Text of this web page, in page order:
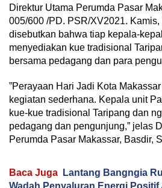
Direktur Utama Perumda Pasar
005/600 /PD. PSR/XV2021. Kamis,
disebutkan bahwa tiap kepala-
menyediakan kue tradisional
bersama pedagang dan para
”Perayaan Hari Jadi Kota
kegiatan sederhana. Kepala unit
kue-kue tradisional Taripang dan
pedagang dan pengunjung,” jelas
Perumda Pasar Makassar, Basdir,
Baca Juga
Lantang Bangngia
Wadah Penyaluran Energi Positif